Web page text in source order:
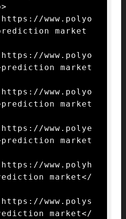
www.polyo
market
www.polyo
market
www.polyo
market
www.polye
market
www.polyh
market</
www.polys
market</